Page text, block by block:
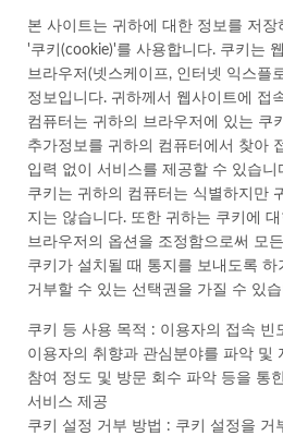
본 사이트는 귀하에 대한 정보를 저장
'쿠키(cookie)'를 사용합니다. 쿠키는
브라우저(넷스케이프, 인터넷 익스플
정보입니다. 귀하께서 웹사이트에 접
컴퓨터는 귀하의 브라우저에 있는 쿠
추가정보를 귀하의 컴퓨터에서 찾아
입력 없이 서비스를 제공할 수 있습니
쿠키는 귀하의 컴퓨터는 식별하지만
지는 않습니다. 또한 귀하는 쿠키에
브라우저의 옵션을 조정함으로써 모
쿠키가 설치될 때 통지를 보내도록 하
거부할 수 있는 선택권을 가질 수 있
쿠키 등 사용 목적 : 이용자의 접속 빈
이용자의 취향과 관심분야를 파악 및
참여 정도 및 방문 회수 파악 등을 통
서비스 제공
쿠키 설정 거부 방법 : 쿠키 설정을 거